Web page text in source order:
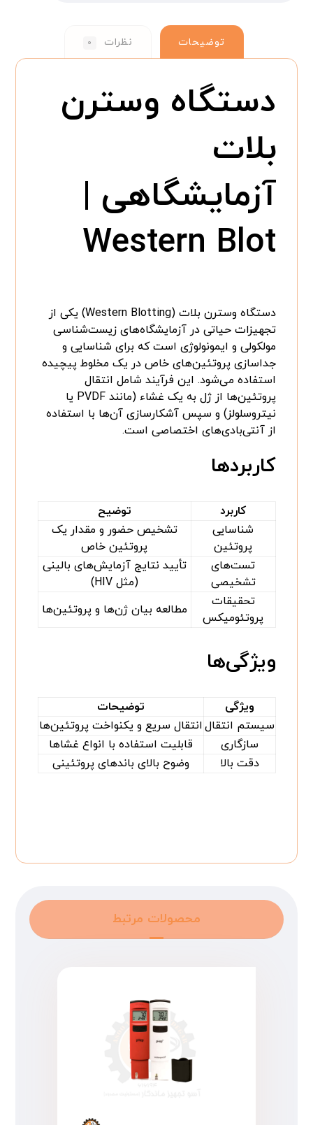
توضیحات نظرات ۰
دستگاه وسترن
بلات
آزمایشگاهی |
Western Blot
دستگاه وسترن بلات (Western Blotting) یکی از
تجهیزات حیاتی در آزمایشگاه‌های زیست‌شناسی
مولکولی و ایمونولوژی است که برای شناسایی و
جداسازی پروتئین‌های خاص در یک مخلوط پیچیده
استفاده می‌شود. این فرآیند شامل انتقال
پروتئین‌ها از ژل به یک غشاء (مانند PVDF یا
نیتروسلولز) و سپس آشکارسازی آن‌ها با استفاده
از آنتی‌بادی‌های اختصاصی است.
کاربردها
کاربرد
توضیح
شناسایی
پروتئین
تشخیص حضور و مقدار یک
پروتئین خاص
تست‌های
تشخیصی
تأیید نتایج آزمایش‌های بالینی
(مثل HIV)
تحقیقات
پروتئومیکس
مطالعه بیان ژن‌ها و پروتئین‌ها
ویژگی‌ها
ویژگی
توضیحات
سیستم انتقالانتقال سریع و یکنواخت پروتئین‌ها
سازگاری
قابلیت استفاده با انواع غشاها
دقت بالا
وضوح بالای باندهای پروتئینی
محصولات مرتبط